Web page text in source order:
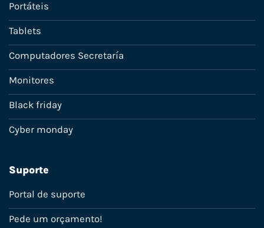
Portáteis
Tablets
Computadores Secretaría
Monitores
Black friday
Cyber monday
Suporte
Portal de suporte
Pede um orçamento!